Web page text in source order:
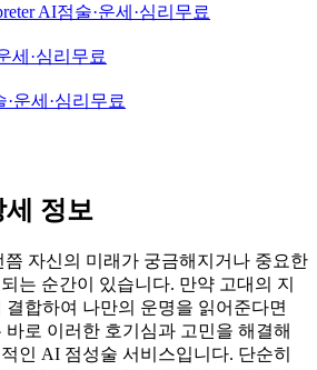
AI점술·운세·심리 무료
세·심리 무료
·운세·심리 무료
세 정보
자신의 미래가 궁금해지거나 중요한
는 순간이 있습니다. 만약 고대의 지
합하여 나만의 운명을 읽어준다면
바로 이러한 호기심과 고민을 해결해
인 AI 점성술 서비스입니다. 단순히